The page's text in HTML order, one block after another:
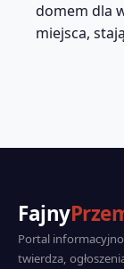
domem dla
miejsca,
Fajny
Portal
twierdza,